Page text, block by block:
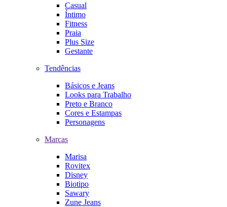
Casual
Íntimo
Fitness
Praia
Plus Size
Gestante
Tendências
Básicos e Jeans
Looks para Trabalho
Preto e Branco
Cores e Estampas
Personagens
Marcas
Marisa
Rovitex
Disney
Biotipo
Sawary
Zune Jeans